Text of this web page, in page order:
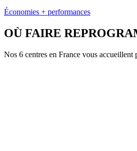
Économies + performances
OÙ FAIRE
Nos 6 centres en France vous